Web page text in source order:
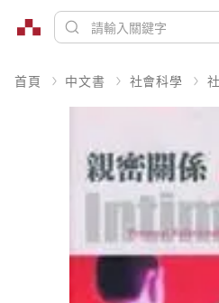
首頁 中文書 社會科學